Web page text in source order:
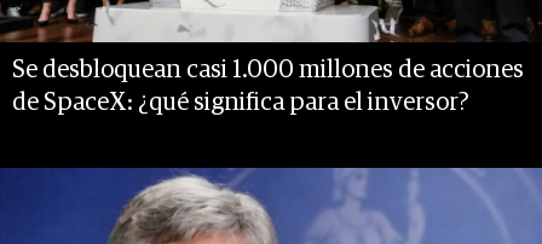
Se desbloquean casi 1.000 millones de acciones
de SpaceX: ¿qué significa para el inversor?